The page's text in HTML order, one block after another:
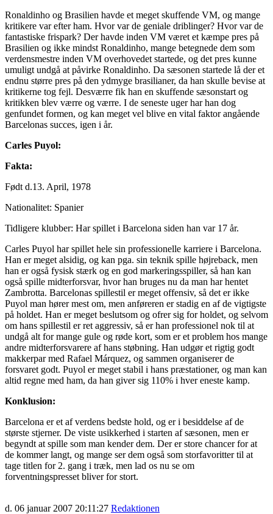
Ronaldinho og Brasilien havde et meget skuffende VM, og mange
kritikere var efter ham. Hvor var de geniale driblinger? Hvor var de
fantastiske frispark? Der havde inden VM været et kæmpe pres på
Brasilien og ikke mindst Ronaldinho, mange betegnede dem som
verdensmestre inden VM overhovedet startede, og det pres kunne
umuligt undgå at påvirke Ronaldinho. Da sæsonen startede lå der et
endnu større pres på den ydmyge brasilianer, da han skulle bevise at
kritikerne tog fejl. Desværre fik han en skuffende sæsonstart og
kritikken blev værre og værre. I de seneste uger har han dog
genfundet formen, og kan meget vel blive en vital faktor angående
Barcelonas succes, igen i år.
Carles Puyol:
Fakta:
Født d.13. April, 1978
Nationalitet: Spanier
Tidligere klubber: Har spillet i Barcelona siden han var 17 år.
Carles Puyol har spillet hele sin professionelle karriere i Barcelona.
Han er meget alsidig, og kan pga. sin teknik spille højreback, men
han er også fysisk stærk og en god markeringsspiller, så han kan
også spille midterforsvar, hvor han bruges nu da man har hentet
Zambrotta. Barcelonas spillestil er meget offensiv, så det er ikke
Puyol man hører mest om, men anføreren er stadig en af de vigtigste
på holdet. Han er meget beslutsom og ofrer sig for holdet, og selvom
om hans spillestil er ret aggressiv, så er han professionel nok til at
undgå alt for mange gule og røde kort, som er et problem hos mange
andre midterforsvarere af hans støbning. Han udgør et rigtig godt
makkerpar med Rafael Márquez, og sammen organiserer de
forsvaret godt. Puyol er meget stabil i hans præstationer, og man kan
altid regne med ham, da han giver sig 110% i hver eneste kamp.
Konklusion:
Barcelona er et af verdens bedste hold, og er i besiddelse af de
største stjerner. De viste usikkerhed i starten af sæsonen, men er
begyndt at spille som man kender dem. Der er store chancer for at
de kommer langt, og mange ser dem også som storfavoritter til at
tage titlen for 2. gang i træk, men lad os nu se om
forventningspresset bliver for stort.
d. 06 januar 2007 20:11:27 Redaktionen